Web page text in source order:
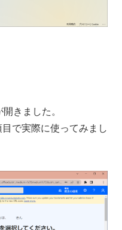
きました。
で実際に使ってみまし